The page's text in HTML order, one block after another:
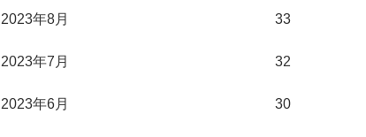
2023年8月 33
2023年7月 32
2023年6月 30